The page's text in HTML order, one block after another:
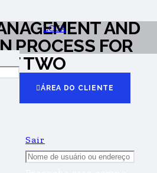
LOJA
ÁREA DO CLIENTE
Sair
AND
PROCESS FOR
TWO